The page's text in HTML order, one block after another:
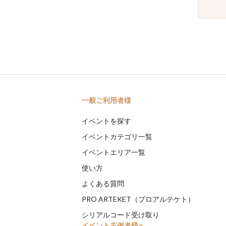
一般ご利用者様
イベントを探す
イベントカテゴリ一覧
イベントエリア一覧
使い方
よくある質問
PRO ARTEKET（プロアルテケト）
シリアルコード受け取り